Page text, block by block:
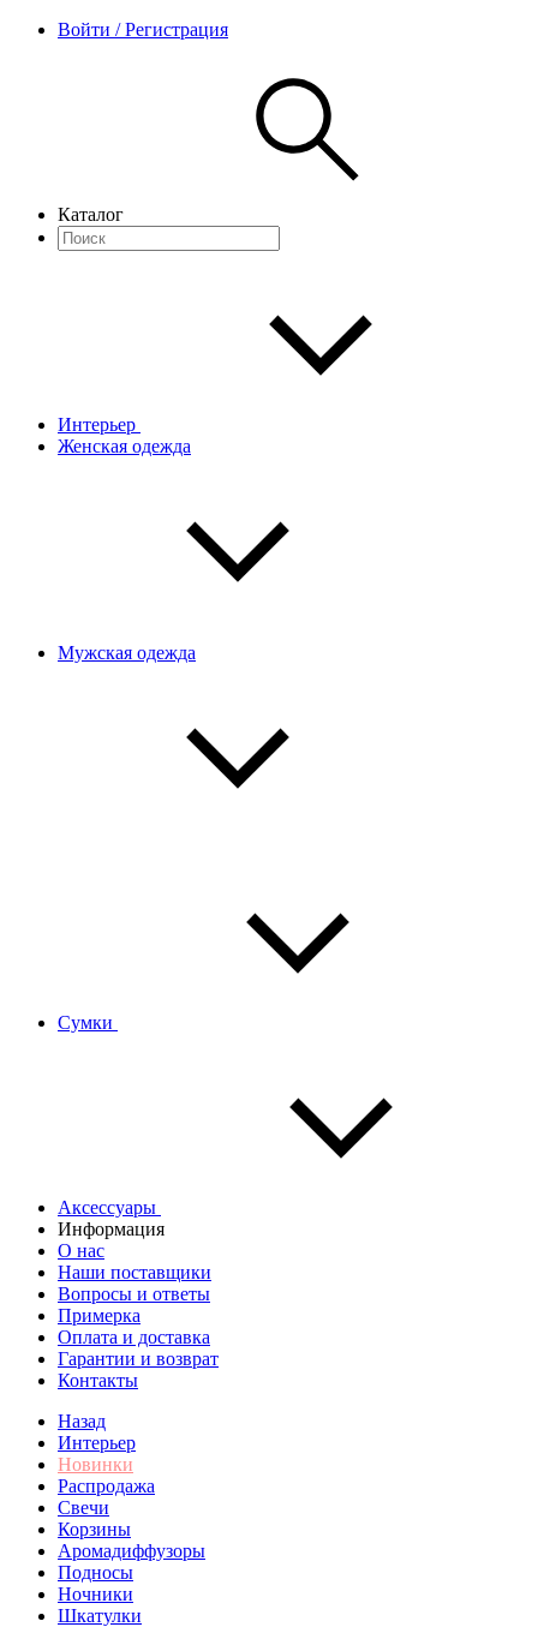
Войти / Регистрация
Каталог
Интерьер
Женская одежда
Мужская одежда
Сумки
Аксессуары
Информация
О нас
Наши поставщики
Вопросы и ответы
Примерка
Оплата и доставка
Гарантии и возврат
Контакты
Назад
Интерьер
Новинки
Распродажа
Свечи
Корзины
Аромадиффузоры
Подносы
Ночники
Шкатулки